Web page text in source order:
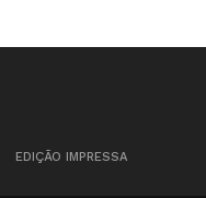
EDIÇÃO IMPRESSA